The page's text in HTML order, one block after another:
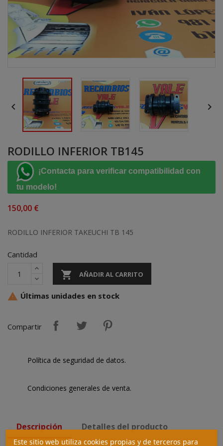
 
RODILLO INFERIOR TB145
¡Contacta para verificar compatibilidad con
tu modelo!
150,00 €
RODILLO INFERIOR TAKEUCHI TB 145
Cantidad
 AÑADIR AL CARRITO
 Últimas unidades en stock
Compartir
Política de seguridad de datos.
Condiciones generales de venta.
Descripción Detalles del producto
Este sitio web utiliza cookies propias y de terceros para